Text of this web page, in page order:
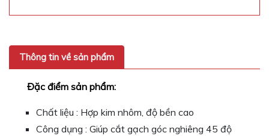
Thông tin về sản phẩm
Đặc điểm sản phẩm:
Chất liệu : Hợp kim nhôm, độ bền cao
Công dụng : Giúp cắt gạch góc nghiêng 45 độ